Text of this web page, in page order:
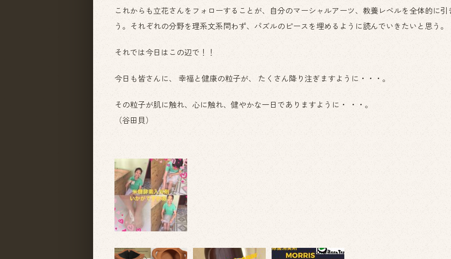
これからも立花さんをフォローすることが、自分のマーシャルアーツ、教養レベルを全体的に
う。それぞれの分野を理系文系問わず、パズルのピースを埋めるように読んでいきたいと思う。
それでは今日はこの辺で！！
今日も皆さんに、 幸福と健康の粒子が、 たくさん降り注ぎますように・・・。
その粒子が肌に触れ、心に触れ、健やかな一日でありますように・ ・・。
（谷田貝）